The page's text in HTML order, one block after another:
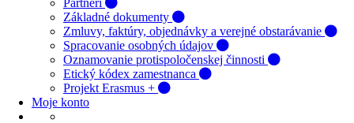
Partneri
Základné dokumenty
Zmluvy, faktúry, objednávky a verejné obstarávanie
Spracovanie osobných údajov
Oznamovanie protispoločenskej činnosti
Etický kódex zamestnanca
Projekt Erasmus +
Moje konto